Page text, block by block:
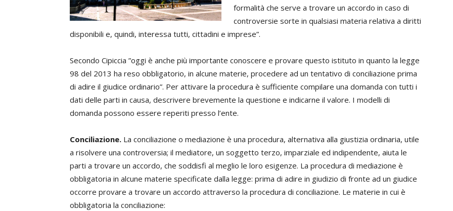
formalità che serve a trovare un accordo in caso di
controversie sorte in qualsiasi materia relativa a diritti
disponibili e, quindi, interessa tutti, cittadini e imprese”.
Secondo Cipiccia ”oggi è anche più importante conoscere e provare questo istituto in quanto la legge
98 del 2013 ha reso obbligatorio, in alcune materie, procedere ad un tentativo di conciliazione prima
di adire il giudice ordinario”. Per attivare la procedura è sufficiente compilare una domanda con tutti i
dati delle parti in causa, descrivere brevemente la questione e indicarne il valore. I modelli di
domanda possono essere reperiti presso l’ente.
Conciliazione. La conciliazione o mediazione è una procedura, alternativa alla giustizia ordinaria, utile
a risolvere una controversia; il mediatore, un soggetto terzo, imparziale ed indipendente, aiuta le
parti a trovare un accordo, che soddisfi al meglio le loro esigenze. La procedura di mediazione è
obbligatoria in alcune materie specificate dalla legge: prima di adire in giudizio di fronte ad un giudice
occorre provare a trovare un accordo attraverso la procedura di conciliazione. Le materie in cui è
obbligatoria la conciliazione: